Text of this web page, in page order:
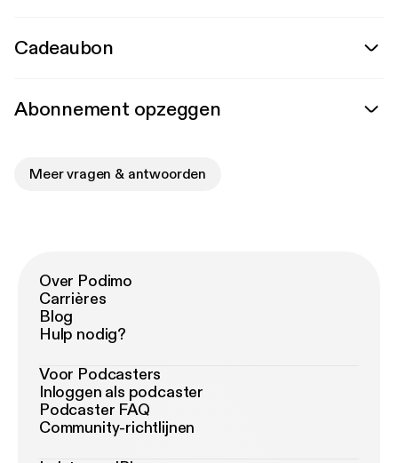
Cadeaubon
Abonnement opzeggen
Meer vragen & antwoorden
Over Podimo
Carrières
Blog
Hulp nodig?
Voor Podcasters
Inloggen als podcaster
Podcaster FAQ
Community-richtlijnen